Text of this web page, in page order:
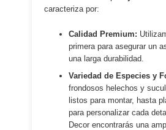
caracteriza por:
Calidad Premium:
primera para asegurar un
una larga durabilidad.
Variedad de Especies y
frondosos helechos y
listos para montar, hasta
para personalizar cada
Decor encontrarás una